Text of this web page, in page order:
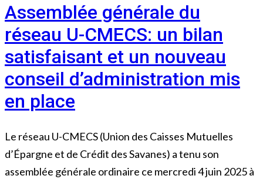
Assemblée générale du
réseau U-CMECS: un bilan
satisfaisant et un nouveau
conseil d’administration mis
en place
Le réseau U-CMECS (Union des Caisses Mutuelles
d’Épargne et de Crédit des Savanes) a tenu son
assemblée générale ordinaire ce mercredi 4 juin 2025 à